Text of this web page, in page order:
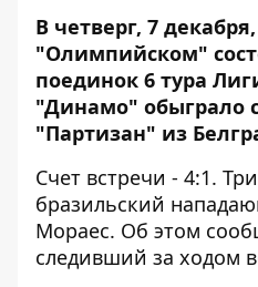
В четверг, 7
"Олимпийском"
поединок 6 тура
"Динамо" обыграло
"Партизан" из
Счет встречи - 4:1.
бразильский
Мораес. Об этом
следивший за ходом